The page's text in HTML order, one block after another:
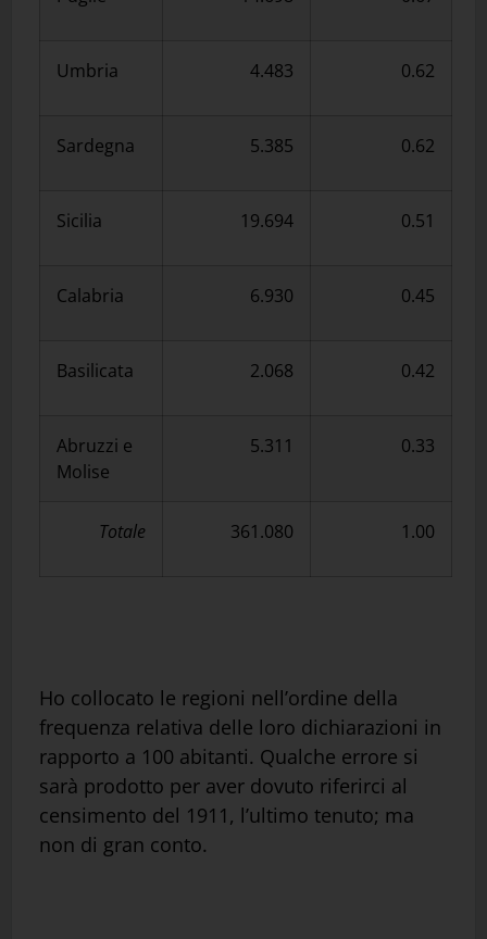
Umbria 4.483 0.62
Sardegna 5.385 0.62
Sicilia 19.694 0.51
Calabria 6.930 0.45
Basilicata 2.068 0.42
Abruzzi e
Molise
5.311 0.33
Totale 361.080 1.00
Ho collocato le regioni nell’ordine della
frequenza relativa delle loro dichiarazioni in
rapporto a 100 abitanti. Qualche errore si
sarà prodotto per aver dovuto riferirci al
censimento del 1911, l’ultimo tenuto; ma
non di gran conto.